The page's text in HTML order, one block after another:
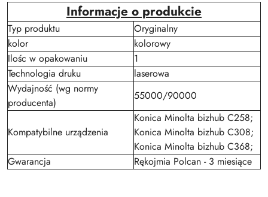
Informacje o produkcie
Typ produktu
Oryginalny
kolor
kolorowy
Ilośc w opakowaniu
1
Technologia druku
laserowa
Wydajność (wg normy
producenta)
55000/90000
Kompatybilne urządzenia
Konica Minolta bizhub C258;
Konica Minolta bizhub C308;
Konica Minolta bizhub C368;
Gwarancja
Rękojmia Polcan - 3 miesiące